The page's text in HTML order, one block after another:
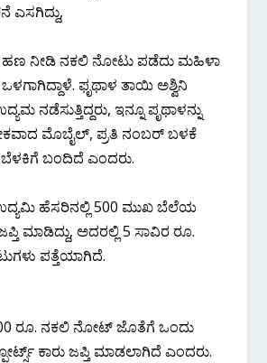
ನೀಡಿ ನಕಲಿ ನೋಟು ಪಡೆದು ಮಹಿಳಾ
ಫೃಥಾಳ ತಾಯಿ ಅಶ್ವಿನಿ
ನಡೆಸುತ್ತಿದ್ದರು, ಇನ್ನೂ ಪೃಥಾಳನ್ನು
ಮೊಬೈಲ್, ಪ್ರತಿ ನಂಬರ್ ಬಳಕೆ
ಬಂದಿದೆ ಎಂದರು.
ಹೆಸರಿನಲ್ಲಿ 500 ಮುಖ ಬೆಲೆಯ
ಮಾಡಿದ್ದು, ಅದರಲ್ಲಿ 5 ಸಾವಿರ ರೂ.
ಪತ್ತೆಯಾಗಿದೆ.
ರೂ. ನಕಲಿ ನೋಟ್ ಜೊತೆಗೆ ಒಂದು
ಕಾರು ಜಪ್ತಿ ಮಾಡಲಾಗಿದೆ ಎಂದರು.